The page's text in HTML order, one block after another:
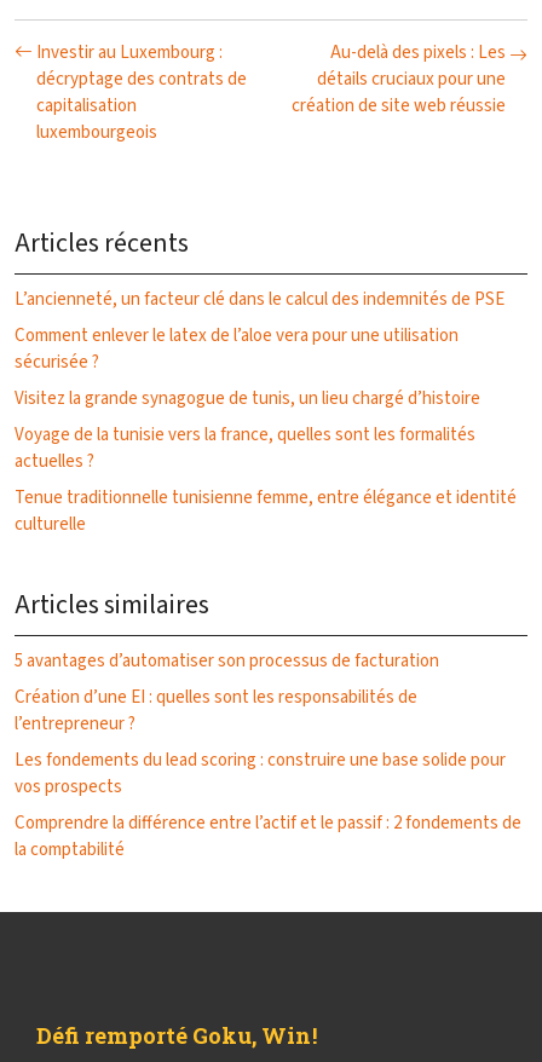
Investir au Luxembourg :
décryptage des contrats de
capitalisation
luxembourgeois
Au-delà des pixels : Les
détails cruciaux pour une
création de site web réussie
Articles récents
L’ancienneté, un facteur clé dans le calcul des indemnités de PSE
Comment enlever le latex de l’aloe vera pour une utilisation
sécurisée ?
Visitez la grande synagogue de tunis, un lieu chargé d’histoire
Voyage de la tunisie vers la france, quelles sont les formalités
actuelles ?
Tenue traditionnelle tunisienne femme, entre élégance et identité
culturelle
Articles similaires
5 avantages d’automatiser son processus de facturation
Création d’une EI : quelles sont les responsabilités de
l’entrepreneur ?
Les fondements du lead scoring : construire une base solide pour
vos prospects
Comprendre la différence entre l’actif et le passif : 2 fondements de
la comptabilité
Défi remporté Goku, Win !